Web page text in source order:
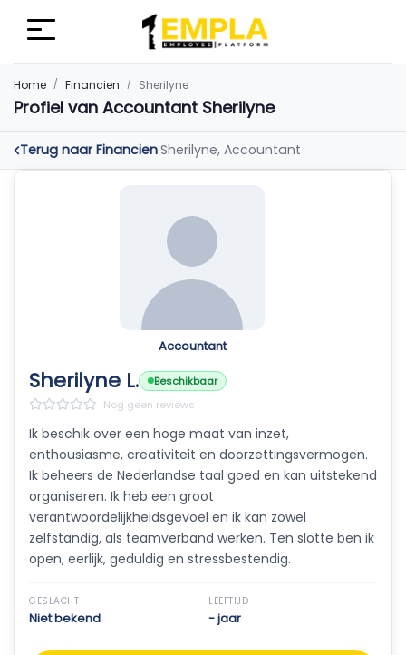
Home Financien Sherilyne
Profiel van Accountant Sherilyne
Terug naar Financien|Sherilyne, Accountant
Accountant
Sherilyne L.
Beschikbaar
Nog geen reviews
Ik beschik over een hoge maat van inzet,
enthousiasme, creativiteit en doorzettingsvermogen.
Ik beheers de Nederlandse taal goed en kan uitstekend
organiseren. Ik heb een groot
verantwoordelijkheidsgevoel en ik kan zowel
zelfstandig, als teamverband werken. Ten slotte ben ik
open, eerlijk, geduldig en stressbestendig.
GESLACHT
Niet bekend
LEEFTIJD
- jaar